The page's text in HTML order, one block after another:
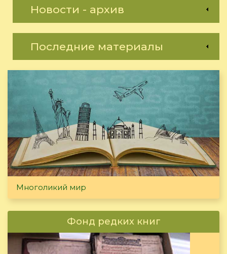
Новости - архив
Последние материалы
Многоликий мир
Фонд редких книг